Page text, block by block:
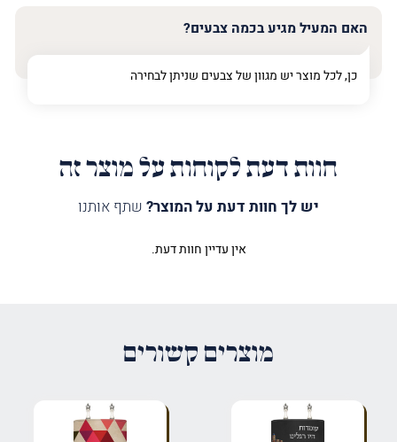
האם המעיל מגיע בכמה צבעים?
כן, לכל מוצר יש מגוון של צבעים שניתן לבחירה
חוות דעת לקוחות על מוצר זה
יש לך חוות דעת על המוצר? שתף אותנו
הביקורת שלך
אין עדיין חוות דעת.
מוצרים קשורים